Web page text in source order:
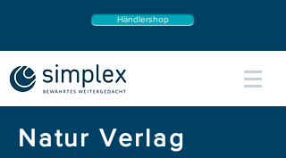
Händlershop
Natur Verlag